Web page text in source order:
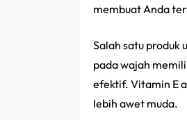
membuat Anda
Salah satu produk
pada wajah
efektif. Vitamin E
lebih awet muda.